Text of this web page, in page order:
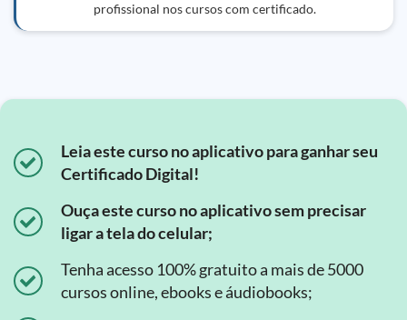
profissional nos cursos com certificado.
Leia este curso no aplicativo para ganhar seu
Certificado Digital!
Ouça este curso no aplicativo sem precisar
ligar a tela do celular;
Tenha acesso 100% gratuito a mais de 5000
cursos online, ebooks e áudiobooks;